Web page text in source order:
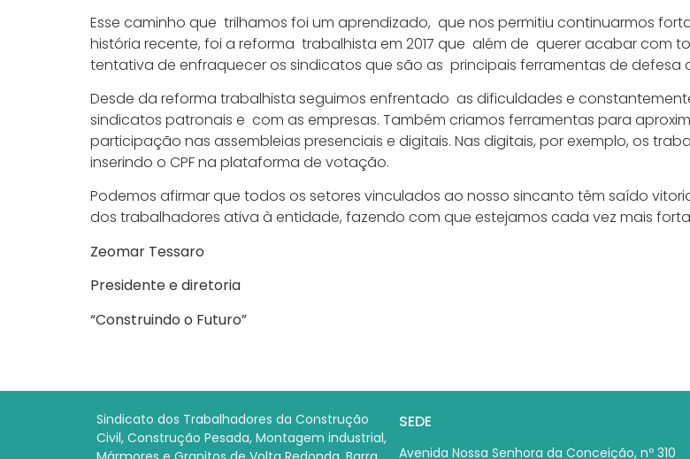
Esse caminho que trilhamos foi um aprendizado, que nos permitiu continuarmos
história recente, foi a reforma trabalhista em 2017 que além de querer acabar com
tentativa de enfraquecer os sindicatos que são as principais ferramentas de defesa
Desde da reforma trabalhista seguimos enfrentado as dificuldades e
sindicatos patronais e com as empresas. Também criamos ferramentas para
participação nas assembleias presenciais e digitais. Nas digitais, por exemplo, os
inserindo o CPF na plataforma de votação.
Podemos afirmar que todos os setores vinculados ao nosso sincanto têm saído
dos trabalhadores ativa à entidade, fazendo com que estejamos cada vez mais
Zeomar Tessaro
Presidente e diretoria
“Construindo o Futuro”
Sindicato dos Trabalhadores da Construção
Civil, Construção Pesada, Montagem industrial,
SEDE
Avenida Nossa Senhora da Conceição, nº 310